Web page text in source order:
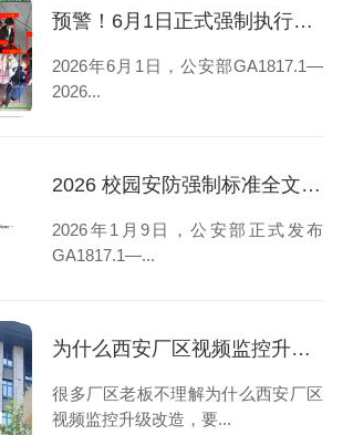
预警！6月1日正式强制执行｜西安校园安防再不整改将直接问责
2026年6月1日，公安部GA1817.1—
2026...
2026 校园安防强制标准全文解读：陕西校园安防改造指南
2026年1月9日，公安部正式发布
GA1817.1—...
为什么西安厂区视频监控升级改造，要选本地安防公司？
很多厂区老板不理解为什么西安厂区
视频监控升级改造，要...